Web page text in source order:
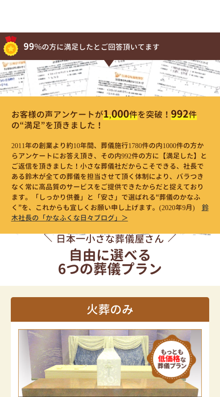
99%の方に満足したとご回答頂いてます
お客様の声アンケートが1,000件を突破！ 992件
の“満足”を頂きました！
2011年の創業より約10年間、葬儀施行1780件の内1000件の方か
らアンケートにお答え頂き、その内992件の方に【満足した】と
ご返信を頂きました！小さな葬儀社だからこそできる、社長で
ある鈴木が全ての葬儀を担当させて頂く体制により、バラつき
なく常に高品質のサービスをご提供できたからだと捉えており
ます。「しっかり供養」と「安さ」で選ばれる“葬儀のかなふ
く”を、これからも宜しくお願い申し上げます。 (2020年9月)
鈴
木社長の「かなふくな日々ブログ」＞
日本一小さな葬儀屋さん
自由に選べる
6つの葬儀プラン
火葬のみ